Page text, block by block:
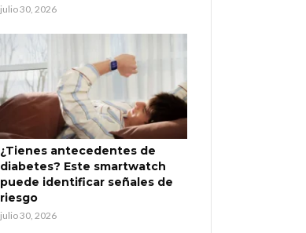
julio 30, 2026
¿Tienes antecedentes de
diabetes? Este smartwatch
puede identificar señales de
riesgo
julio 30, 2026